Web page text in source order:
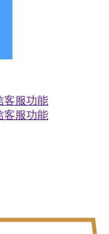
客服功能
客服功能